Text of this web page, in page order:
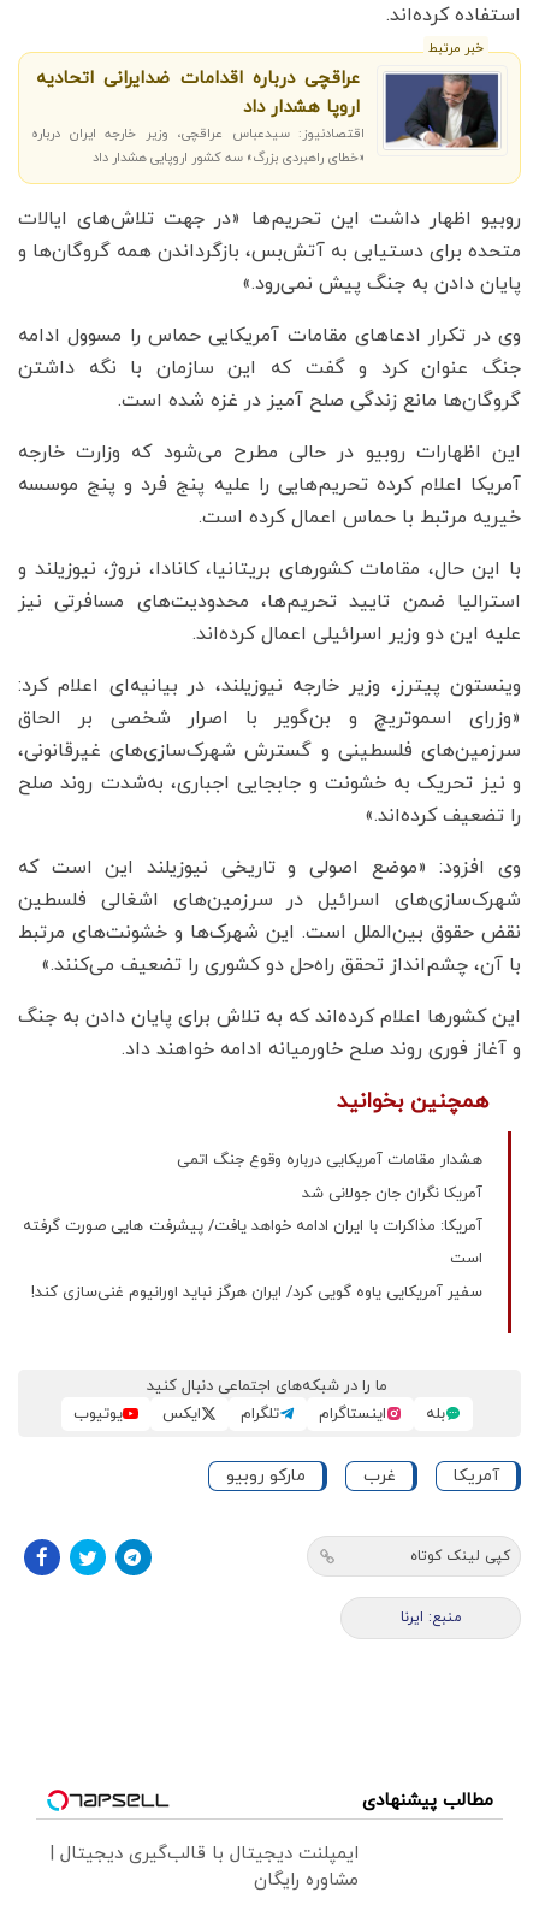
استفاده کرده‌اند.
خبر مرتبط
عراقچی درباره اقدامات ضدایرانی اتحادیه
اروپا هشدار داد
اقتصادنیوز: سیدعباس عراقچی، وزیر خارجه ایران درباره
«خطای راهبردی بزرگ» سه کشور اروپایی هشدار داد
روبیو اظهار داشت این تحریم‌ها «در جهت تلاش‌های ایالات
متحده برای دستیابی به آتش‌بس، بازگرداندن همه گروگان‌ها و
پایان دادن به جنگ پیش نمی‌رود.»
وی در تکرار ادعاهای مقامات آمریکایی حماس را مسوول ادامه
جنگ عنوان کرد و گفت که این سازمان با نگه داشتن
گروگان‌ها مانع زندگی صلح آمیز در غزه شده است.
این اظهارات روبیو در حالی مطرح می‌شود که وزارت خارجه
آمریکا اعلام کرده تحریم‌هایی را علیه پنج فرد و پنج موسسه
خیریه مرتبط با حماس اعمال کرده است.
با این حال، مقامات کشورهای بریتانیا، کانادا، نروژ، نیوزیلند و
استرالیا ضمن تایید تحریم‌ها، محدودیت‌های مسافرتی نیز
علیه این دو وزیر اسرائیلی اعمال کرده‌اند.
وینستون پیترز، وزیر خارجه نیوزیلند، در بیانیه‌ای اعلام کرد:
«وزرای اسموتریچ و بن‌گویر با اصرار شخصی بر الحاق
سرزمین‌های فلسطینی و گسترش شهرک‌سازی‌های غیرقانونی،
و نیز تحریک به خشونت و جابجایی اجباری، به‌شدت روند صلح
را تضعیف کرده‌اند.»
وی افزود: «موضع اصولی و تاریخی نیوزیلند این است که
شهرک‌سازی‌های اسرائیل در سرزمین‌های اشغالی فلسطین
نقض حقوق بین‌الملل است. این شهرک‌ها و خشونت‌های مرتبط
با آن، چشم‌انداز تحقق راه‌حل دو کشوری را تضعیف می‌کنند.»
این کشورها اعلام کرده‌اند که به تلاش برای پایان دادن به جنگ
و آغاز فوری روند صلح خاورمیانه ادامه خواهند داد.
همچنین بخوانید
هشدار مقامات آمریکایی درباره وقوع جنگ اتمی
آمریکا نگران جان جولانی شد
آمریکا: مذاکرات با ایران ادامه خواهد یافت/ پیشرفت هایی صورت گرفته
است
سفیر آمریکایی یاوه گویی کرد/ ایران هرگز نباید اورانیوم غنی‌سازی کند!
ما را در شبکه‌های اجتماعی دنبال کنید
بله
اینستاگرام تلگرام ایکس یوتیوب
آمریکا غرب مارکو روبیو
کپی لینک کوتاه
منبع: ایرنا
مطالب پیشنهادی
ایمپلنت دیجیتال با قالب‌گیری دیجیتال |
مشاوره رایگان